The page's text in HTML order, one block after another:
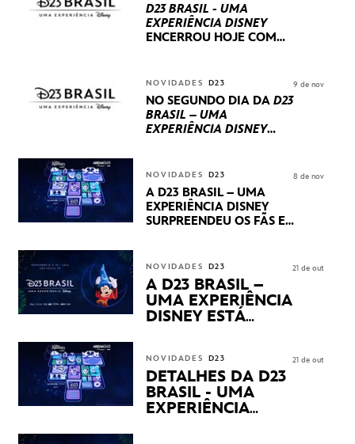
D23 BRASIL - UMA
EXPERIÊNCIA DISNEY
ENCERROU HOJE COM
INTERNACIONAIS E
PRODUÇÕES BRASILEIRAS
NOVIDADES D23
NO SEGUNDO DIA DA D23
BRASIL – UMA
EXPERIÊNCIA DISNEY
STUDIOS REVELARAM
PRÉVIAS E NOVIDADES
DOS SEUS PRÓXIMOS
LANÇAMENTOS
9 de nov
NOVIDADES D23
A D23 BRASIL – UMA
EXPERIÊNCIA DISNEY
SURPREENDEU OS FÃS EM
APRESENTAÇÕES E
PRODUTOS EXCLUSIVOS
NO TRANSAMÉRICA EXPO
CENTER EM SÃO PAULO
8 de nov
NOVIDADES D23
A D23 BRASIL –
UMA EXPERIÊNCIA
DISNEY ESTÁ
21 de out
NOVIDADES D23
DETALHES DA D23
BRASIL - UMA
EXPERIÊNCIA
21 de out